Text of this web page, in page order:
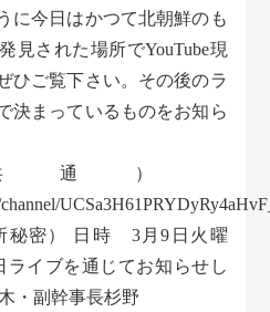
に今日はかつて北朝鮮のも
見された場所でYouTube現
ひご覧下さい。その後のラ
決まっているものをお知ら
共通）
秘密） 日時 3月9日火曜
イブを通じてお知らせし
・副幹事長杉野